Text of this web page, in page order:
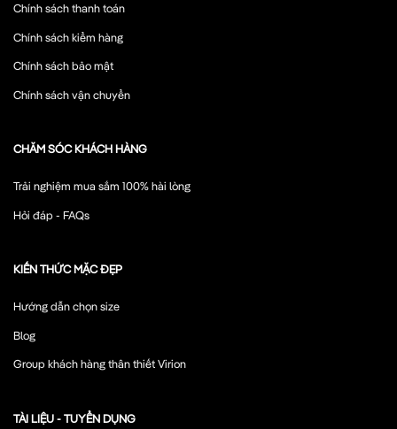
Chính sách thanh toán
Chính sách kiểm hàng
Chính sách bảo mật
Chính sách vận chuyển
CHĂM SÓC KHÁCH HÀNG
Trải nghiệm mua sắm 100% hài lòng
Hỏi đáp - FAQs
KIẾN THỨC MẶC ĐẸP
Hướng dẫn chọn size
Blog
Group khách hàng thân thiết Virion
TÀI LIỆU - TUYỂN DỤNG